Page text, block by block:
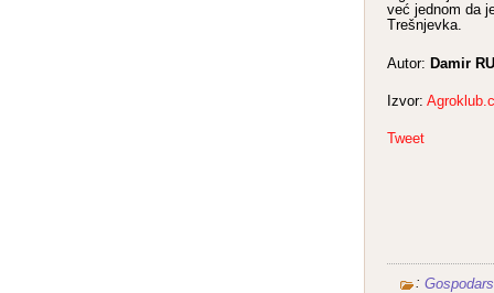
već jednom da
Trešnjevka.
Autor: Damir
Izvor:
Tweet
: